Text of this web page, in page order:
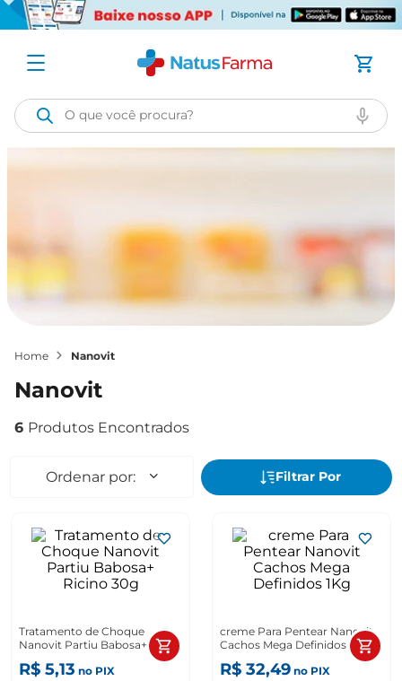
O que você procura?
nanovit
nanovit
6
Tratamento de Choque
Nanovit Partiu Babosa+
Ricino 30g
R$ 5,13 no PIX
creme Para Pentear Nanovit
Cachos Mega Definidos 1Kg
R$ 32,49 no PIX